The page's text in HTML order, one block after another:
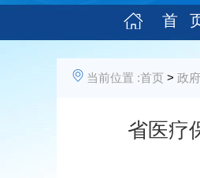
首
当前位置 :首页 > 政
省医疗